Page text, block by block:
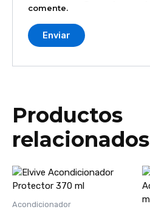
comente.
Productos
relacionados
Acondicionador